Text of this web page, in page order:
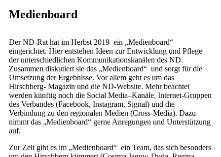
Medienboard
Der ND-Rat hat im Herbst 2019 ein „Medienboard“
eingerichtet. Hier entstehen Ideen zur Entwicklung und Pflege
der unterschiedlichen Kommunikationskanälen des ND.
Zusammen diskutiert sie das „Medienboard“ und sorgt für die
Umsetzung der Ergebnisse. Vor allem geht es um das
Hirschberg- Magazin und die ND-Website. Mehr beachtet
werden künftig noch die Social Media–Kanäle, Internet-Gruppen
des Verbandes (Facebook, Instagram, Signal) und die
Verbindung zu den regionalen Medien (Cross-Media). Dazu
nimmt das „Medienboard“ gerne Anregungen und Unterstützung
auf.
Zur Zeit gibt es im „Medienboard“ ein Team, das sich besonders